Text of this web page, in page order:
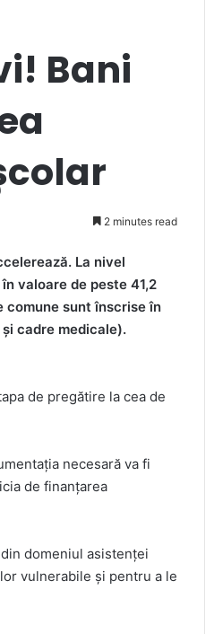
Bani
2 minutes read
La nivel
valoare de peste 41,2
comune sunt înscrise în
cadre medicale).
de pregătire la cea de
necesară va fi
de finanțarea
domeniul asistenței
vulnerabile și pentru a le